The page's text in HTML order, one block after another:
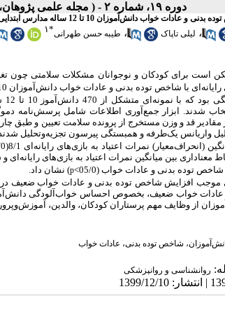
دوره ۱۹، شماره ۲ - ( مجله علمی پژوهان،زمستان ۱۳۹۹ )
10 تا 12 ساله مدارس ابتدایی شهر همدان 1398
، لیلی تاپاک ، طیبه حسن طهرانی*۱
است برای کودکان و نوجوانان مشکلات سلامتی چون
توده بدنی و عادات خواب دانش‌آموزان 10 تا 12 ساله مدارس ابتدایی شهر همدان
شدند. ابزار جمع‌آوری اطلاعات شامل پرسش‌نامه
قد و وزن مستخرج از پرونده سلامت تعیین و طبق
واریانس یک‌طرفه و همبستگی پیرسون تجزیه‌وتحلیل شدند.
(انحراف‌معیار) نمرات اعتیاد به بازی‌های رایانه‌ای 8/1(6/0)،
توده بدنی و عادات خواب (05/0> p) نشان داد.
شاخص توده بدنی و عادات خواب ضعیف در کودکان 10 تا 12 ساله می‌شود.
عادات خواب ضعیف، بخصوص احساس خواب‌آلودگی
از وظایف مهم پرستاران کودکان، والدین،
دانش‌آموزان، شاخص توده بدنی، عادات خواب
روانشناسی و روانپزشکی